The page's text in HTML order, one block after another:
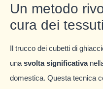
Un metodo
cura dei tessuti
Il trucco dei cubetti di
una svolta significativa
domestica. Questa tecnica